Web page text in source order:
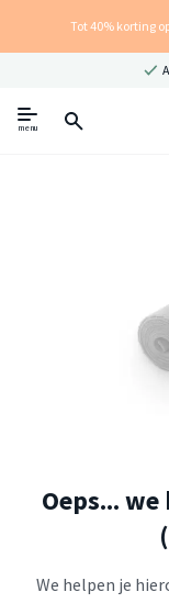
Tot 40% korting
menu
Oeps...
We helpen je